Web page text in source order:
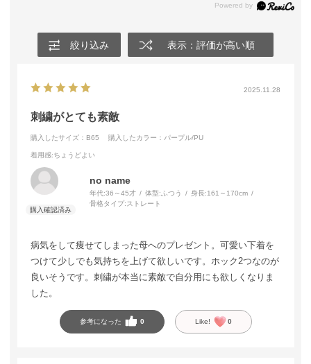
絞り込み 表示：評価が高い順
2025.11.28
刺繍がとても素敵
購入したサイズ：B65 購入したカラー：パープル/PU
着用感:ちょうどよい
no name
年代:36～45才 体型: ふつう 身長:161～170cm
骨格タイプ: ストレート
病気をして痩せてしまった母へのプレゼント。可愛い下着を
つけて少しでも気持ちを上げて欲しいです。ホック2つなのが
良いそうです。刺繍が本当に素敵で自分用にも欲しくなりま
した。
参考になった 0 Like! 0